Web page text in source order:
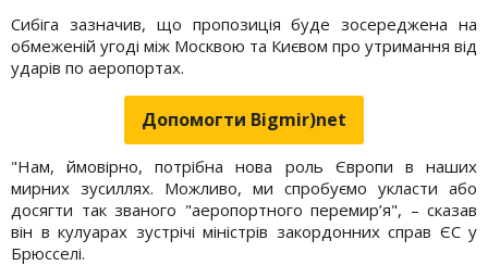
Сибіга зазначив, що пропозиція буде зосереджена на
обмеженій угоді між Москвою та Києвом про утримання від
ударів по аеропортах.
Допомогти Bigmir)net
"Нам, ймовірно, потрібна нова роль Європи в наших
мирних зусиллях. Можливо, ми спробуємо укласти або
досягти так званого "аеропортного перемир’я", – сказав
він в кулуарах зустрічі міністрів закордонних справ ЄС у
Брюсселі.